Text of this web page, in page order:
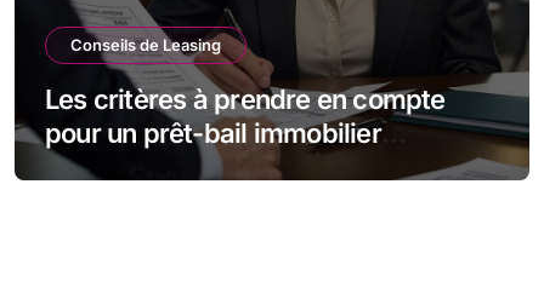
Conseils de Leasing
Les critères à prendre en compte
pour un prêt-bail immobilier
d’entreprise